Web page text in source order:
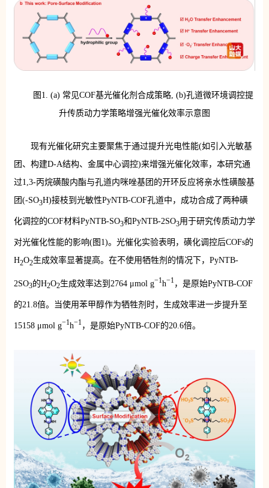
图1. (a) 常见COF基光催化剂合成策略, (b)孔道微环境调控提
升传质动力学策略增强光催化效率示意图
现有光催化研究主要聚焦于通过提升光电性能(如引入光敏基
团、构建D-A结构、金属中心调控)来增强光催化效率，本研究通
过1,3-丙烷磺酸内酯与孔道内咪唑基团的开环反应将亲水性磺酸基
团(-SO3H)接枝到光敏性PyNTB-COF孔道中，成功合成了两种磺
化调控的COF材料PyNTB-SO3和PyNTB-2SO3用于研究传质动力学
对光催化性能的影响(图1)。光催化实验表明，磺化调控后COFs的
H2O2生成效率显著提高。在不使用牺牲剂的情况下，PyNTB-
2SO3的H2O2生成效率达到2764 μmol g−1h−1，是原始PyNTB-COF
的21.8倍。当使用苯甲醇作为牺牲剂时，生成效率进一步提升至
15158 μmol g−1h−1，是原始PyNTB-COF的20.6倍。